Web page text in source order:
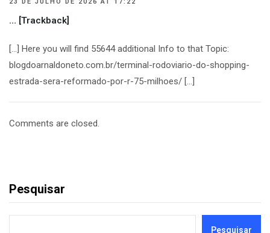
… [Trackback]
[…] Here you will find 55644 additional Info to that Topic:
blogdoarnaldoneto.com.br/terminal-rodoviario-do-shopping-
estrada-sera-reformado-por-r-75-milhoes/ […]
Comments are closed.
Pesquisar
Pesquisar